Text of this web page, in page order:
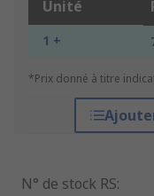
Unité
1 +
*Prix donné à titre
N° de stock RS: